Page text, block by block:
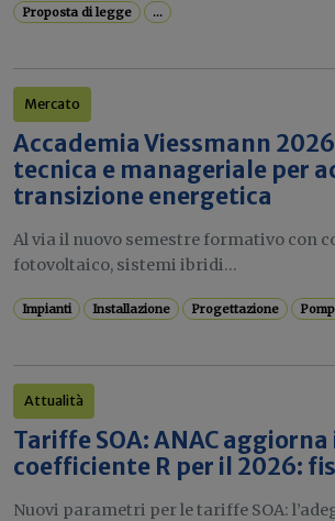
Proposta di legge
...
Mercato
Accademia Viessmann
tecnica e manageriale per
transizione energetica
Al via il nuovo semestre formativo con
fotovoltaico, sistemi ibridi...
Impianti Installazione Progettazione
Attualità
Tariffe SOA: ANAC aggiorna
coefficiente R per il 2026:
Nuovi parametri per le tariffe SOA: